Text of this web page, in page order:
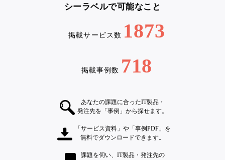
シーラベルで可能なこと
掲載サービス数 1873
掲載事例数 718
あなたの課題に合ったIT製品・
発注先を「事例」から探せます。
「サービス資料」や「事例PDF」を
無料でダウンロードできます。
課題を伺い、IT製品・発注先の